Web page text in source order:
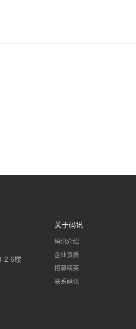
2 6楼
关于码讯
码讯介绍
企业资质
招募精英
联系码讯